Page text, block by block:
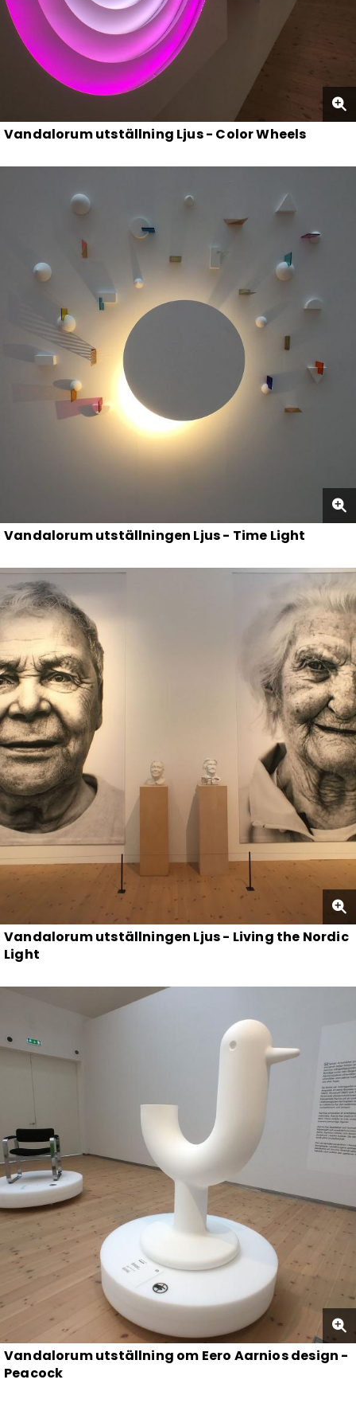
Vandalorum utställning Ljus - Color Wheels
Vandalorum utställningen Ljus - Time Light
Vandalorum utställningen Ljus - Living the Nordic
Light
Vandalorum utställning om Eero Aarnios design -
Peacock